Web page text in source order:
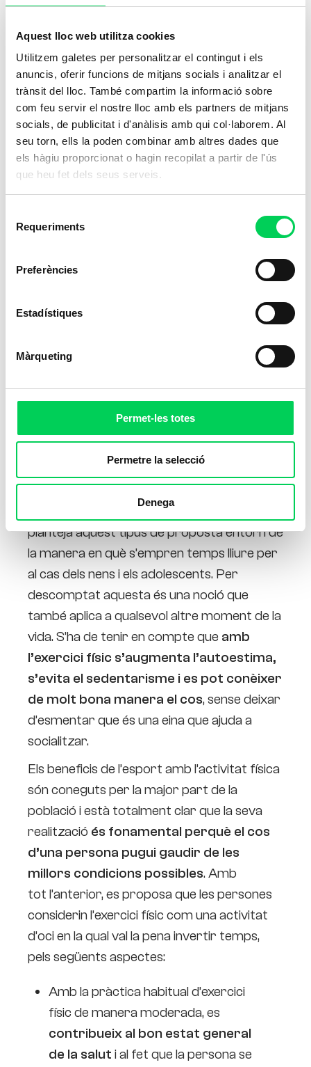
Aquest lloc web utilitza cookies
Utilitzem galetes per personalitzar el contingut i els
anuncis, oferir funcions de mitjans socials i analitzar el
trànsit del lloc. També compartim la informació sobre
com feu servir el nostre lloc amb els partners de mitjans
socials, de publicitat i d'anàlisis amb qui col·laborem. Al
seu torn, ells la poden combinar amb altres dades que
els hàgiu proporcionat o hagin recopilat a partir de l'ús
que heu fet dels seus serveis.
Requeriments
Preferències
Estadístiques
Màrqueting
Permet-les totes
Permetre la selecció
Denega
En la majoria dels casos en els quals es parla
sobre l’exercici físic com una opció d’oci, es
planteja aquest tipus de proposta entorn de
la manera en què s’empren temps lliure per
al cas dels nens i els adolescents. Per
descomptat aquesta és una noció que
també aplica a qualsevol altre moment de la
vida. S’ha de tenir en compte que amb
l’exercici físic s’augmenta l’autoestima,
s’evita el sedentarisme i es pot conèixer
de molt bona manera el cos, sense deixar
d’esmentar que és una eina que ajuda a
socialitzar.
Els beneficis de l’esport amb l’activitat física
són coneguts per la major part de la
població i està totalment clar que la seva
realització és fonamental perquè el cos
d’una persona pugui gaudir de les
millors condicions possibles. Amb
tot l’anterior, es proposa que les persones
considerin l’exercici físic com una activitat
d’oci en la qual val la pena invertir temps,
pels següents aspectes:
Amb la pràctica habitual d’exercici
físic de manera moderada, es
contribueix al bon estat general
de la salut i al fet que la persona se